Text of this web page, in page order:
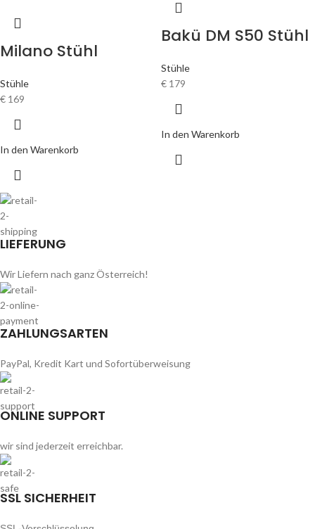
Milano Stühl
Stühle
€ 169
In den Warenkorb
Bakü DM S50 Stühl
Stühle
€ 179
In den Warenkorb
LIEFERUNG
Wir Liefern nach ganz Österreich!
ZAHLUNGSARTEN
PayPal, Kredit Kart und Sofortüberweisung
ONLINE SUPPORT
wir sind jederzeit erreichbar.
SSL SICHERHEIT